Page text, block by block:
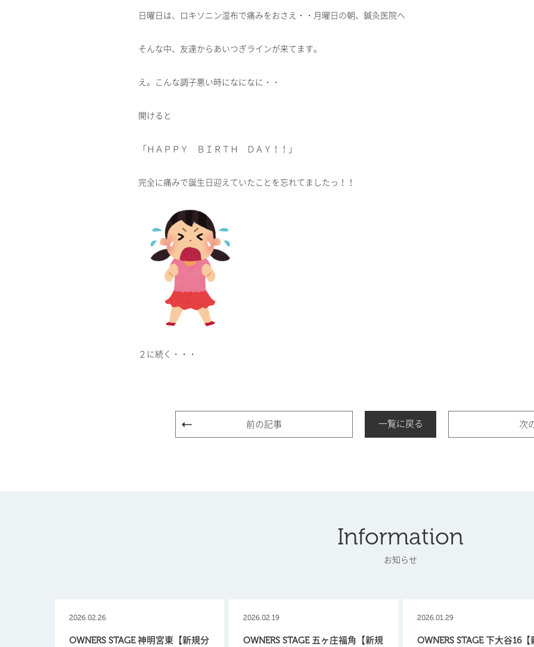
日曜日は、ロキソニン湿布で痛みをおさえ・・月曜日の朝、鍼灸医院へ
そんな中、友達からあいつぎラインが来てます。
え。こんな調子悪い時になになに・・
開けると
「ＨＡＰＰＹ ＢＩＲＴＨ ＤＡＹ！！」
完全に痛みで誕生日迎えていたことを忘れてましたっ！！
２に続く・・・
前の記事 一覧に戻る 次
Information
お知らせ
2026.02.26
OWNERS STAGE 神明宮東【新規分
2026.02.19
OWNERS STAGE 五ヶ庄福角【新規
2026.01.29
OWNERS STAGE 下大谷16